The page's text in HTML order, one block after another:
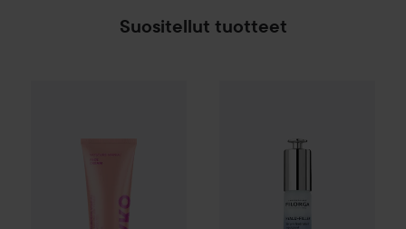
Suositellut tuotteet